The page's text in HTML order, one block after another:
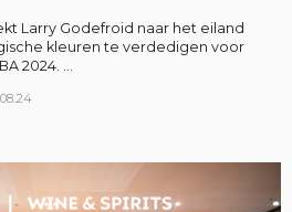
Larry Godefroid naar het eiland
kleuren te verdedigen voor
2024. ...